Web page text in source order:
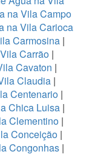
na Vila Campo
na Vila Carioca
Carmosina |
Carrão|
Cavaton |
Claudia |
Centenario|
Chica Luisa |
Clementino |
Conceição|
Congonhas|